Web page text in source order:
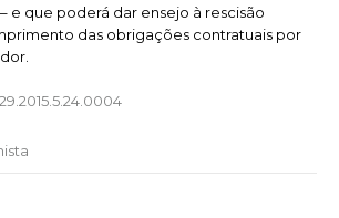
e que poderá dar ensejo à rescisão
das obrigações contratuais por